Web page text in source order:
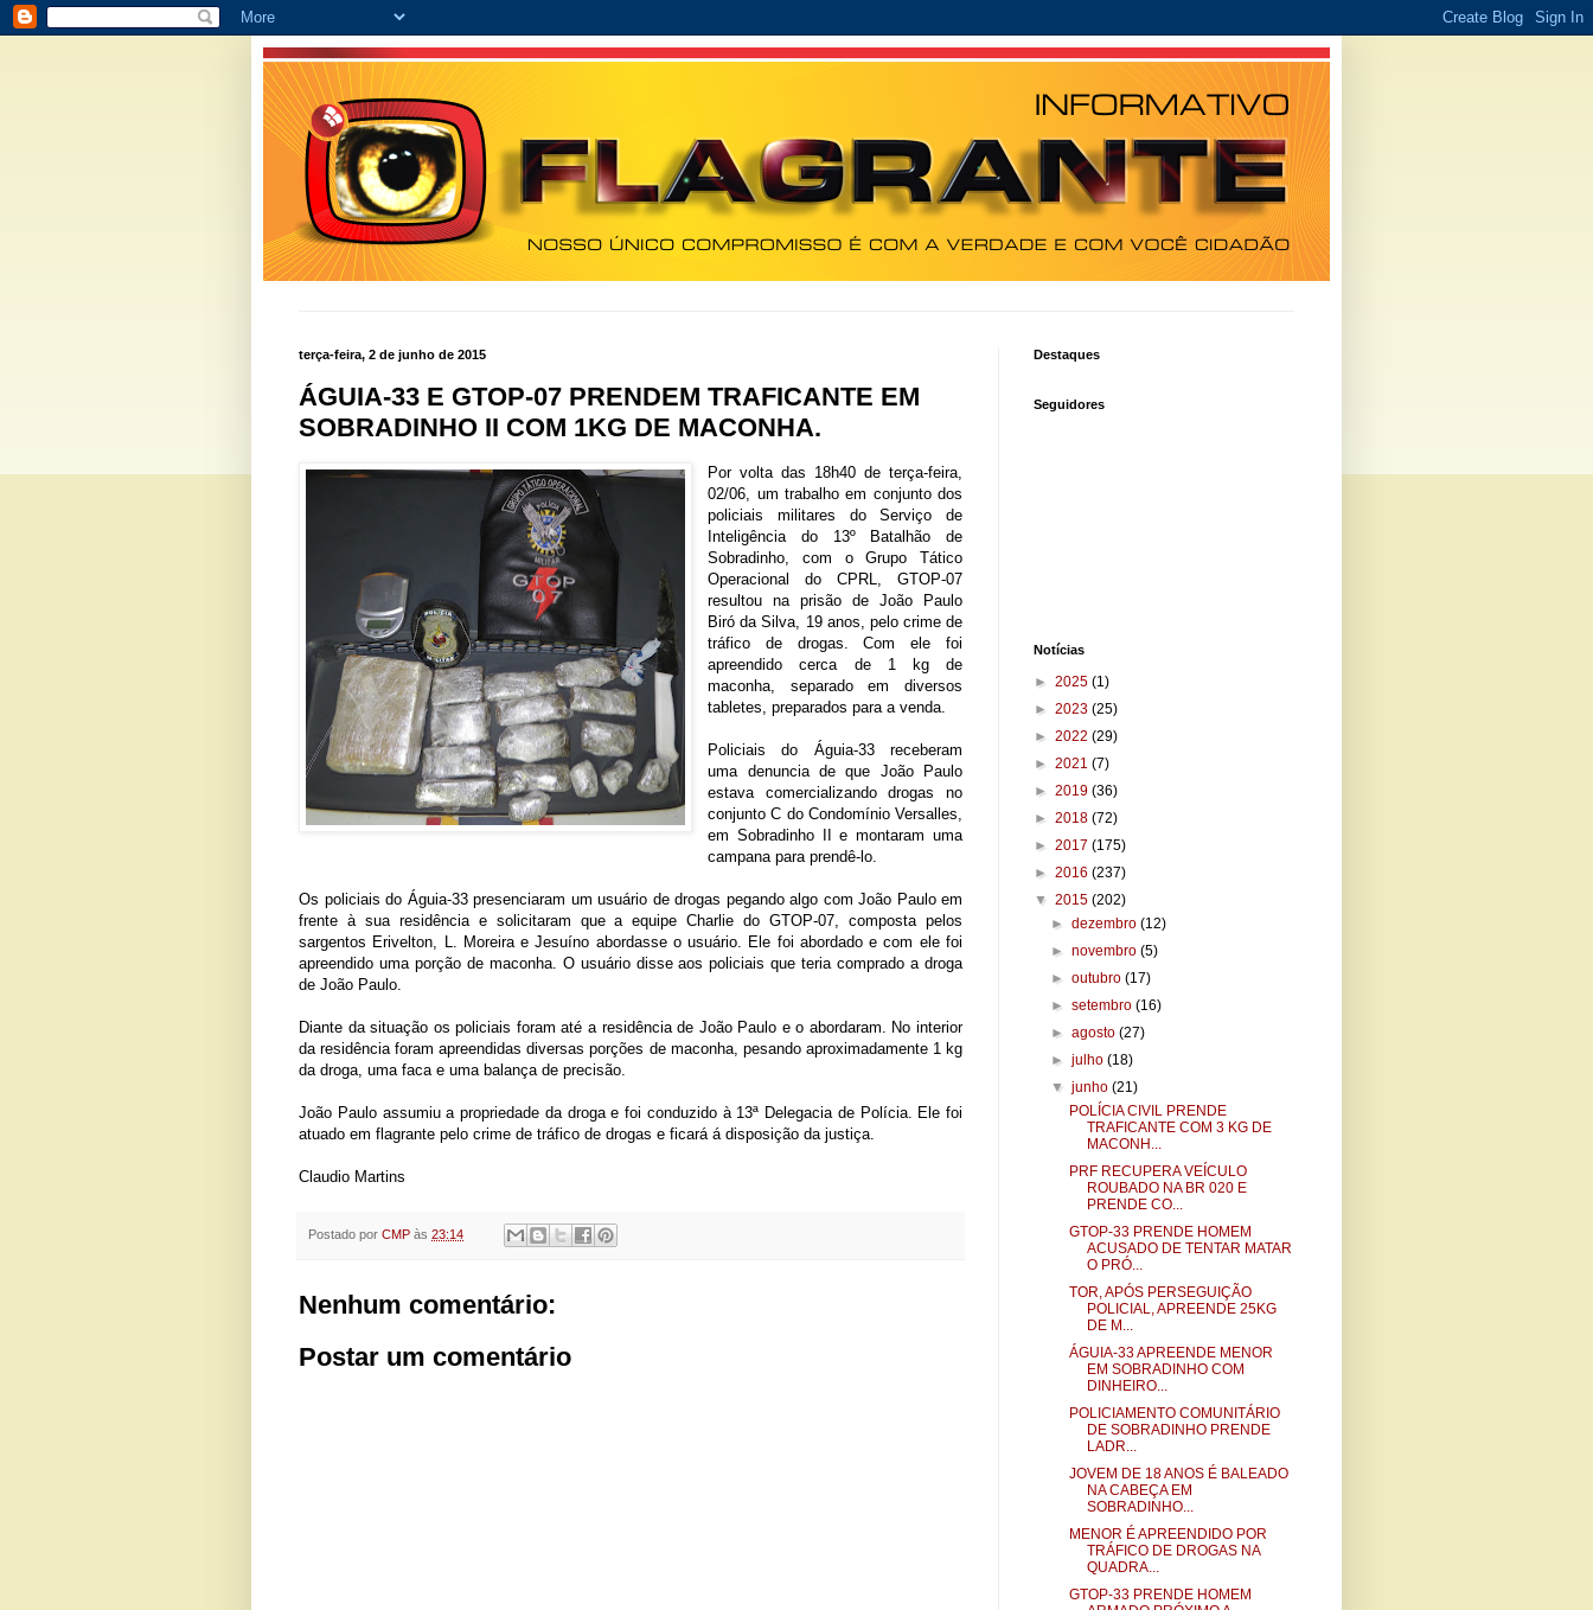
terça-feira, 2 de junho de 2015
ÁGUIA-33 E GTOP-07 PRENDEM TRAFICANTE EM
SOBRADINHO II COM 1KG DE MACONHA.
Por volta das 18h40 de terça-feira,
02/06, um trabalho em conjunto dos
policiais militares do Serviço de
Inteligência do 13º Batalhão de
Sobradinho, com o Grupo Tático
Operacional do CPRL, GTOP-07
resultou na prisão de João Paulo
Biró da Silva, 19 anos, pelo crime de
tráfico de drogas. Com ele foi
apreendido cerca de 1 kg de
maconha, separado em diversos
tabletes, preparados para a venda.
Policiais do Águia-33 receberam
uma denuncia de que João Paulo
estava comercializando drogas no
conjunto C do Condomínio Versalles,
em Sobradinho II e montaram uma
campana para prendê-lo.
Os policiais do Águia-33 presenciaram um usuário de drogas pegando algo com João Paulo em
frente à sua residência e solicitaram que a equipe Charlie do GTOP-07, composta pelos
sargentos Erivelton, L. Moreira e Jesuíno abordasse o usuário. Ele foi abordado e com ele foi
apreendido uma porção de maconha. O usuário disse aos policiais que teria comprado a droga
de João Paulo.
Diante da situação os policiais foram até a residência de João Paulo e o abordaram. No interior
da residência foram apreendidas diversas porções de maconha, pesando aproximadamente 1 kg
da droga, uma faca e uma balança de precisão.
João Paulo assumiu a propriedade da droga e foi conduzido à 13ª Delegacia de Polícia. Ele foi
atuado em flagrante pelo crime de tráfico de drogas e ficará á disposição da justiça.
Claudio Martins
Postado por CMP às 23:14
Nenhum comentário:
Postar um comentário
Destaques
Seguidores
Notícias
► 2025 (1)
► 2023 (25)
► 2022 (29)
► 2021 (7)
► 2019 (36)
► 2018 (72)
► 2017 (175)
► 2016 (237)
▼ 2015 (202)
►dezembro(12)
►novembro(5)
►outubro(17)
►setembro(16)
►agosto(27)
►julho(18)
▼junho(21)
POLÍCIA CIVIL PRENDE
TRAFICANTE COM 3 KG DE
MACONH...
PRF RECUPERA VEÍCULO
ROUBADO NA BR 020 E
PRENDE CO...
GTOP-33 PRENDE HOMEM
ACUSADO DE TENTAR MATAR
O PRÓ...
TOR, APÓS PERSEGUIÇÃO
POLICIAL, APREENDE 25KG
DE M...
ÁGUIA-33 APREENDE MENOR
EM SOBRADINHO COM
DINHEIRO...
POLICIAMENTO COMUNITÁRIO
DE SOBRADINHO PRENDE
LADR...
JOVEM DE 18 ANOS É BALEADO
NA CABEÇA EM
SOBRADINHO...
MENOR É APREENDIDO POR
TRÁFICO DE DROGAS NA
QUADRA...
GTOP-33 PRENDE HOMEM